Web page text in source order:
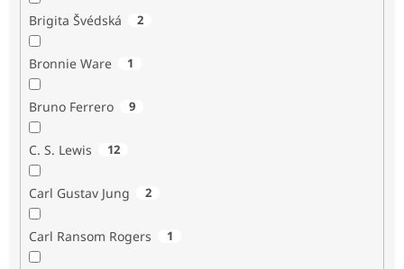
Brigita Švédská 2
Bronnie Ware 1
Bruno Ferrero 9
C. S. Lewis 12
Carl Gustav Jung 2
Carl Ransom Rogers 1